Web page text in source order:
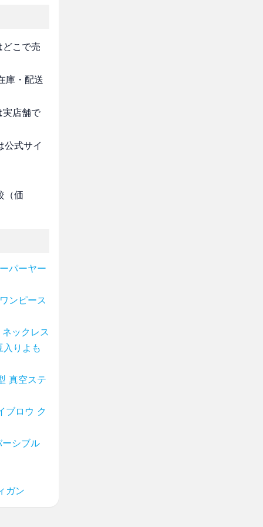
こで売
庫・配送
店舗で
公式サイ
（価
パーヤー
ンピース
ックレス
りよも
真空ステ
ブロウ ク
シブル
ガン